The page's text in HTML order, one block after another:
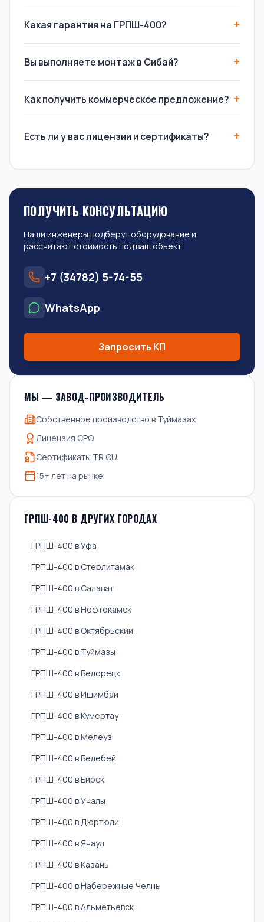
Какая гарантия на ГРПШ-400?
Вы выполняете монтаж в Сибай?
Как получить коммерческое предложение?
Есть ли у вас лицензии и сертификаты?
ПОЛУЧИТЬ КОНСУЛЬТАЦИЮ
Наши инженеры подберут оборудование и
рассчитают стоимость под ваш объект
+7 (34782) 5-74-55
WhatsApp
Запросить КП
МЫ — ЗАВОД-ПРОИЗВОДИТЕЛЬ
Собственное производство в Туймазах
Лицензия СРО
Сертификаты TR CU
15+ лет на рынке
ГРПШ-400 В ДРУГИХ ГОРОДАХ
ГРПШ-400 в Уфа
ГРПШ-400 в Стерлитамак
ГРПШ-400 в Салават
ГРПШ-400 в Нефтекамск
ГРПШ-400 в Октябрьский
ГРПШ-400 в Туймазы
ГРПШ-400 в Белорецк
ГРПШ-400 в Ишимбай
ГРПШ-400 в Кумертау
ГРПШ-400 в Мелеуз
ГРПШ-400 в Белебей
ГРПШ-400 в Бирск
ГРПШ-400 в Учалы
ГРПШ-400 в Дюртюли
ГРПШ-400 в Янаул
ГРПШ-400 в Казань
ГРПШ-400 в Набережные Челны
ГРПШ-400 в Альметьевск